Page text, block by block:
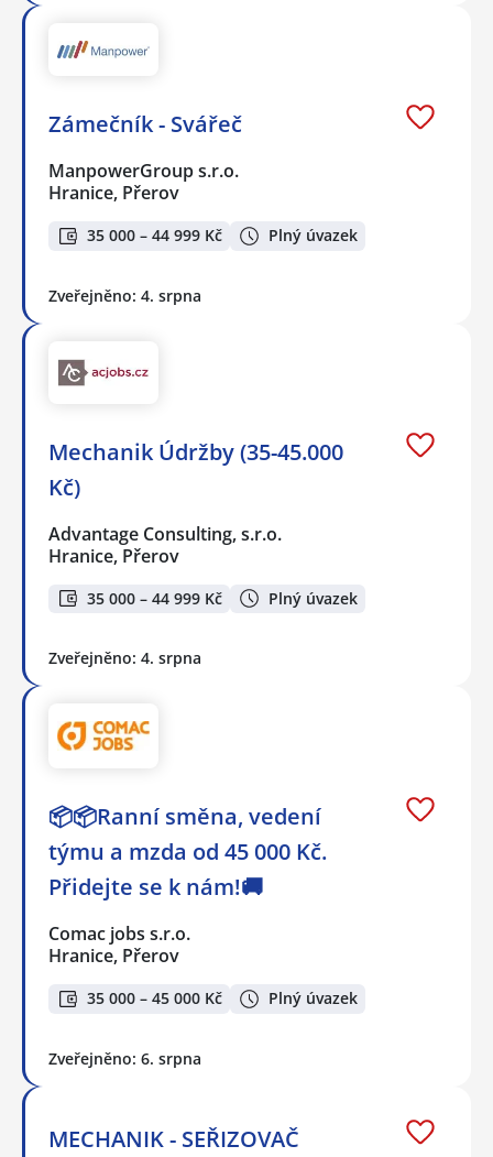
Zámečník - Svářeč
ManpowerGroup s.r.o.
Hranice, Přerov
35 000 – 44 999 Kč Plný úvazek
Zveřejněno: 4. srpna
Mechanik Údržby (35-45.000
Kč)
Advantage Consulting, s.r.o.
Hranice, Přerov
35 000 – 44 999 Kč Plný úvazek
Zveřejněno: 4. srpna
📦📦Ranní směna, vedení
týmu a mzda od 45 000 Kč.
Přidejte se k nám!🚚
Comac jobs s.r.o.
Hranice, Přerov
35 000 – 45 000 Kč Plný úvazek
Zveřejněno: 6. srpna
MECHANIK - SEŘIZOVAČ